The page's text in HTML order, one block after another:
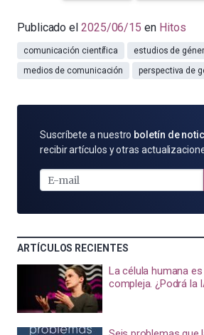
Publicado el 2025/06/15 en Hitos
comunicación científica
estudios de
medios de comunicación
perspectiva de
SUSCRÍBETE
POR
MAIL
Suscríbete a nuestro boletín de
recibir artículos y otras
ARTÍCULOS RECIENTES
La célula humana
compleja. ¿Podrá la